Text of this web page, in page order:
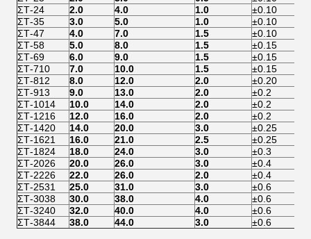
ΣΤ-24
2.0 4.0 1.0 ±0.10
ΣΤ-35
3.0 5.0 1.0 ±0.10
ΣΤ-47
4.0 7.0 1.5 ±0.10
ΣΤ-58
5.0 8.0 1.5 ±0.15
ΣΤ-69
6.0 9.0 1.5 ±0.15
ΣΤ-710
7.0 10.0 1.5 ±0.15
ΣΤ-812
8.0 12.0 2.0 ±0.20
ΣΤ-913
9.0 13.0 2.0 ±0.2
ΣΤ-1014
10.0 14.0 2.0 ±0.2
ΣΤ-1216
12.0 16.0 2.0 ±0.2
ΣΤ-1420
14.0 20.0 3.0 ±0.25
ΣΤ-1621
16.0 21.0 2.5 ±0.25
ΣΤ-1824
18.0 24.0 3.0 ±0.3
ΣΤ-2026
20.0 26.0 3.0 ±0.4
ΣΤ-2226
22.0 26.0 2.0 ±0.4
ΣΤ-2531
25.0 31.0 3.0 ±0.6
ΣΤ-3038
30.0 38.0 4.0 ±0.6
ΣΤ-3240
32.0 40.0 4.0 ±0.6
ΣΤ-3844
38.0 44.0 3.0 ±0.6